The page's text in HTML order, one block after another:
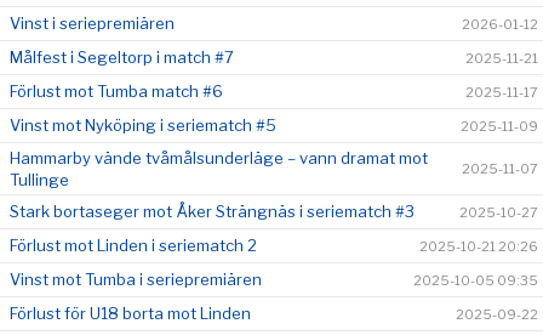
Vinst i seriepremiären 2026-01-12
Målfest i Segeltorp i match #7 2025-11-21
Förlust mot Tumba match #6 2025-11-17
Vinst mot Nyköping i seriematch #5 2025-11-09
Hammarby vände tvåmålsunderläge – vann dramat mot
Tullinge
2025-11-07
Stark bortaseger mot Åker Strängnäs i seriematch #3 2025-10-27
Förlust mot Linden i seriematch 2 2025-10-21 20:26
Vinst mot Tumba i seriepremiären 2025-10-05 09:35
Förlust för U18 borta mot Linden 2025-09-22